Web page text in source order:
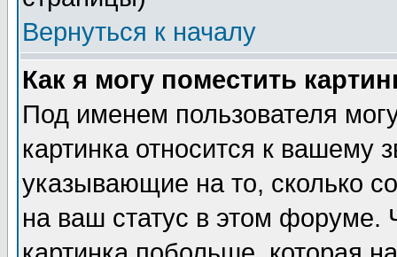
Вернуться к началу
Как я могу поместить
Под именем пользователя
картинка относится к вашему
указывающие на то, сколько
на ваш статус в этом форуме.